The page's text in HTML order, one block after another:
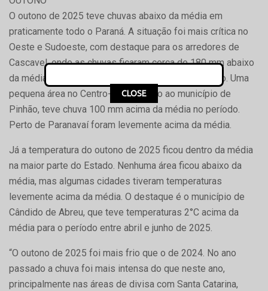
O outono de 2025 teve chuvas abaixo da média em
praticamente todo o Paraná. A situação foi mais crítica no
Oeste e Sudoeste, com destaque para os arredores de
Cascavel, onde as chuvas ficaram cerca de 180 mm abaixo
da média histórica para o período, entre abril e junho. Uma
pequena área no Centro-Sul, próximo ao município de
Pinhão, teve chuva 100 mm acima da média no período.
Perto de Paranavaí foram levemente acima da média.
Já a temperatura do outono de 2025 ficou dentro da média
na maior parte do Estado. Nenhuma área ficou abaixo da
média, mas algumas cidades tiveram temperaturas
levemente acima da média. O destaque é o município de
Cândido de Abreu, que teve temperaturas 2°C acima da
média para o período entre abril e junho de 2025.
“O outono de 2025 foi mais frio que o de 2024. No ano
passado a chuva foi mais intensa do que neste ano,
principalmente nas áreas de divisa com Santa Catarina,
CLOSE